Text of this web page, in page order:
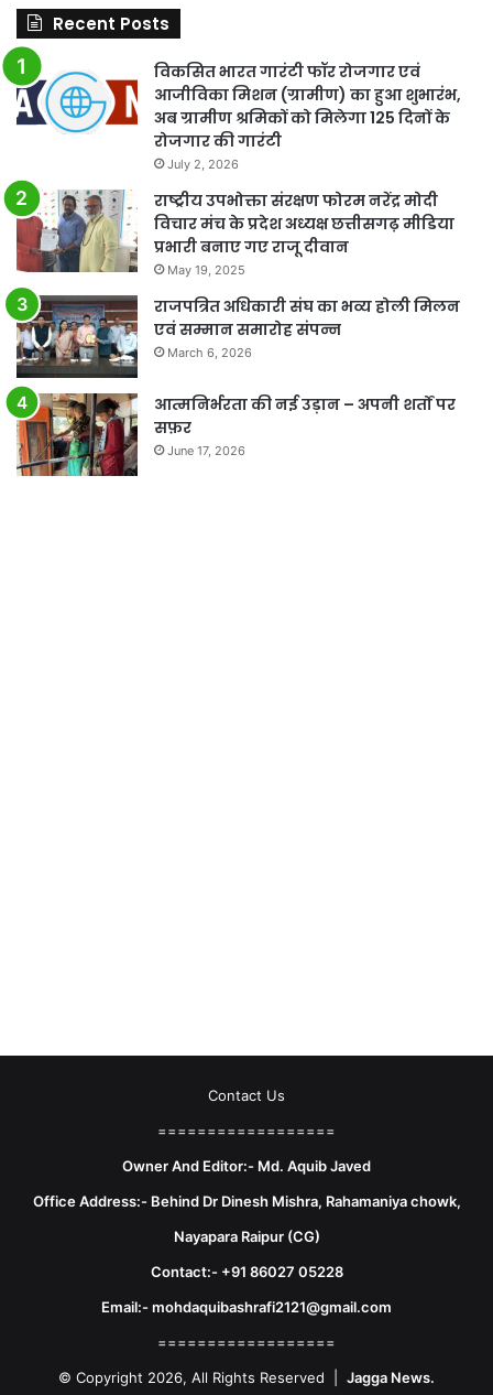
Recent Posts
विकसित भारत गारंटी फॉर रोजगार एवं
आजीविका मिशन (ग्रामीण) का हुआ शुभारंभ,
अब ग्रामीण श्रमिकों को मिलेगा 125 दिनों के
रोजगार की गारंटी
July 2, 2026
राष्ट्रीय उपभोक्ता संरक्षण फोरम नरेंद्र मोदी
विचार मंच के प्रदेश अध्यक्ष छत्तीसगढ़ मीडिया
प्रभारी बनाए गए राजू दीवान
May 19, 2025
राजपत्रित अधिकारी संघ का भव्य होली मिलन
एवं सम्मान समारोह संपन्न
March 6, 2026
आत्मनिर्भरता की नई उड़ान – अपनी शर्तों पर
सफ़र
June 17, 2026
Contact Us
==================
Owner And Editor:- Md. Aquib Javed
Office Address:- Behind Dr Dinesh Mishra, Rahamaniya chowk,
Nayapara Raipur (CG)
Contact:- +91 86027 05228
Email:- mohdaquibashrafi2121@gmail.com
==================
© Copyright 2026, All Rights Reserved | Jagga News.